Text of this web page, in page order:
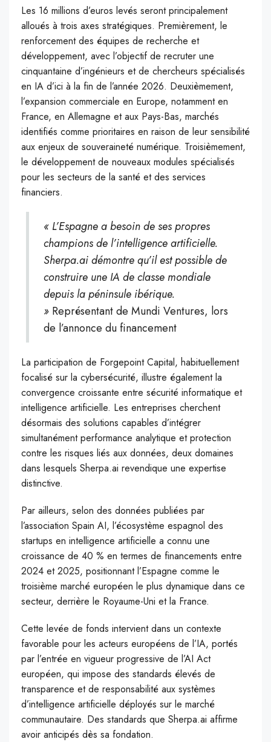
Les 16 millions d’euros levés seront principalement
alloués à trois axes stratégiques. Premièrement, le
renforcement des équipes de recherche et
développement, avec l’objectif de recruter une
cinquantaine d’ingénieurs et de chercheurs spécialisés
en IA d’ici à la fin de l’année 2026. Deuxièmement,
l’expansion commerciale en Europe, notamment en
France, en Allemagne et aux Pays-Bas, marchés
identifiés comme prioritaires en raison de leur sensibilité
aux enjeux de souveraineté numérique. Troisièmement,
le développement de nouveaux modules spécialisés
pour les secteurs de la santé et des services
financiers.
« L’Espagne a besoin de ses propres
champions de l’intelligence artificielle.
Sherpa.ai démontre qu’il est possible de
construire une IA de classe mondiale
depuis la péninsule ibérique.
» Représentant de Mundi Ventures, lors
de l’annonce du financement
La participation de Forgepoint Capital, habituellement
focalisé sur la cybersécurité, illustre également la
convergence croissante entre sécurité informatique et
intelligence artificielle. Les entreprises cherchent
désormais des solutions capables d’intégrer
simultanément performance analytique et protection
contre les risques liés aux données, deux domaines
dans lesquels Sherpa.ai revendique une expertise
distinctive.
Par ailleurs, selon des données publiées par
l’association Spain AI, l’écosystème espagnol des
startups en intelligence artificielle a connu une
croissance de 40 % en termes de financements entre
2024 et 2025, positionnant l’Espagne comme le
troisième marché européen le plus dynamique dans ce
secteur, derrière le Royaume-Uni et la France.
Cette levée de fonds intervient dans un contexte
favorable pour les acteurs européens de l’IA, portés
par l’entrée en vigueur progressive de l’AI Act
européen, qui impose des standards élevés de
transparence et de responsabilité aux systèmes
d’intelligence artificielle déployés sur le marché
communautaire. Des standards que Sherpa.ai affirme
avoir anticipés dès sa fondation.